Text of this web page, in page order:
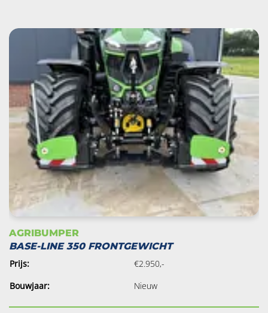
AGRIBUMPER
BASE-LINE 350 FRONTGEWICHT
Prijs:
€2.950,-
Bouwjaar:
Nieuw